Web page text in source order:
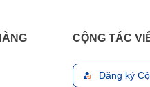
CỘNG TÁC
Đăng ký